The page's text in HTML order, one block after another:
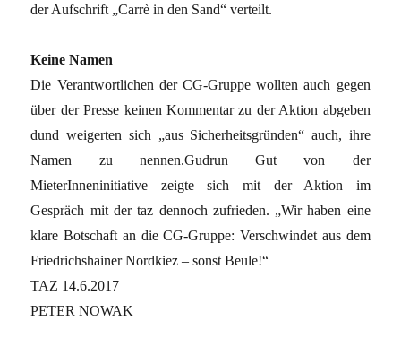
der Aufschrift „Carrè in den Sand“ verteilt.
Keine Namen
Die Verantwortlichen der CG-Gruppe wollten auch gegen
über der Presse keinen Kommentar zu der Aktion abgeben
dund weigerten sich „aus Sicherheitsgründen“ auch, ihre
Namen zu nennen.Gudrun Gut von der
MieterInneninitiative zeigte sich mit der Aktion im
Gespräch mit der taz dennoch zufrieden. „Wir haben eine
klare Botschaft an die CG-Gruppe: Verschwindet aus dem
Friedrichshainer Nordkiez – sonst Beule!“
TAZ 14.6.2017
PETER NOWAK